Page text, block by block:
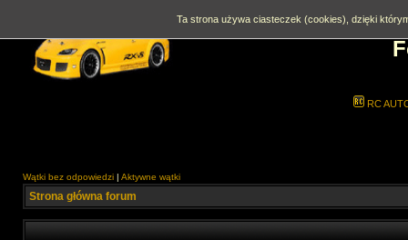
RC
Wątki bez odpowiedzi | Aktywne wątki
Strona główna forum
Ta strona używa ciasteczek (cookies), dzięki